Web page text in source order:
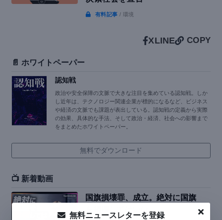
有料記事/ 環境
XLINE COPY
📄 ホワイトペーパー
認知戦
政治や安全保障の文脈で大きな注目を集めている認知戦。しか
し近年は、テクノロジー関連企業が標的になるなど、ビジネス
や経済の文脈でも課題が表出している。認知戦の定義から実際
の効果、具体的な手法、そして政治・経済、社会への影響まで
をまとめたホワイトペーパー。
無料でダウンロード
📺 新着動画
国旗損壊罪、成立。絶対に国旗
を損壊してはいけ...
無料ニュースレターを登録